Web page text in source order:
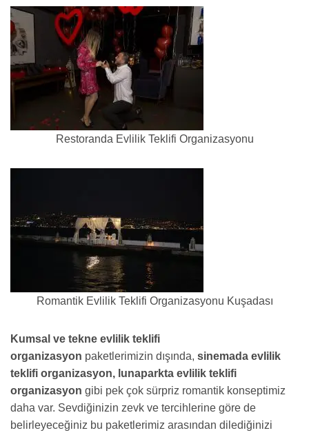
Restoranda Evlilik Teklifi Organizasyonu
Romantik Evlilik Teklifi Organizasyonu Kuşadası
Kumsal ve tekne evlilik teklifi
organizasyon paketlerimizin dışında, sinemada evlilik
teklifi organizasyon, lunaparkta evlilik teklifi
organizasyon gibi pek çok sürpriz romantik konseptimiz
daha var. Sevdiğinizin zevk ve tercihlerine göre de
belirleyeceğiniz bu paketlerimiz arasından dilediğinizi